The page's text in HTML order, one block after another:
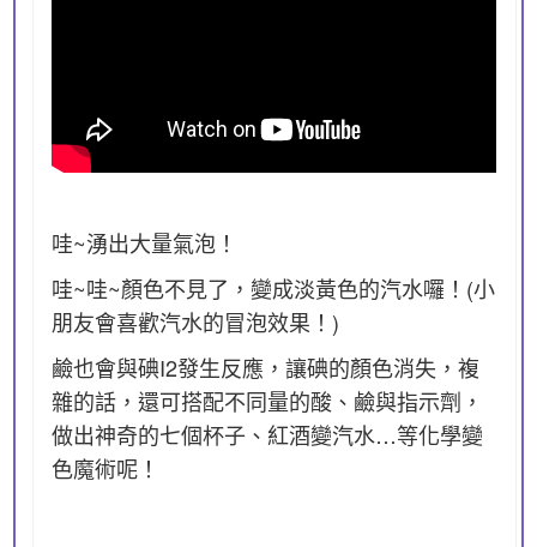
哇~湧出大量氣泡！
哇~哇~顏色不見了，變成淡黃色的汽水囉！(小
朋友會喜歡汽水的冒泡效果！)
鹼也會與碘I2發生反應，讓碘的顏色消失，複
雜的話，還可搭配不同量的酸、鹼與指示劑，
做出神奇的七個杯子、紅酒變汽水…等化學變
色魔術呢！